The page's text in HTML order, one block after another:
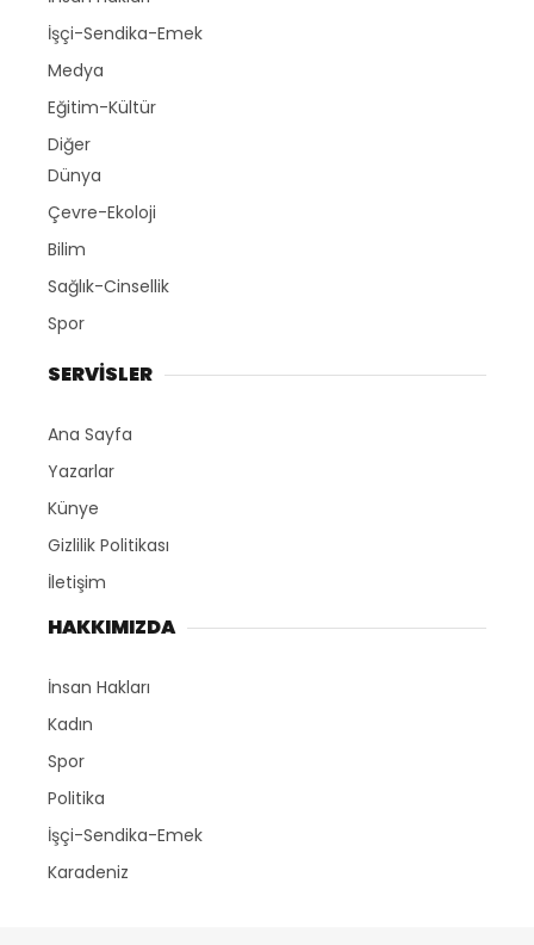
İşçi-Sendika-Emek
Medya
Eğitim-Kültür
Diğer
Dünya
Çevre-Ekoloji
Bilim
Sağlık-Cinsellik
Spor
SERVİSLER
Ana Sayfa
Yazarlar
Künye
Gizlilik Politikası
İletişim
HAKKIMIZDA
İnsan Hakları
Kadın
Spor
Politika
İşçi-Sendika-Emek
Karadeniz